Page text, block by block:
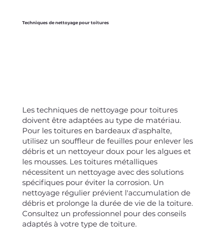
Techniques de nettoyage pour toitures
Les techniques de nettoyage pour toitures
doivent être adaptées au type de matériau.
Pour les toitures en bardeaux d'asphalte,
utilisez un souffleur de feuilles pour enlever les
débris et un nettoyeur doux pour les algues et
les mousses. Les toitures métalliques
nécessitent un nettoyage avec des solutions
spécifiques pour éviter la corrosion. Un
nettoyage régulier prévient l'accumulation de
débris et prolonge la durée de vie de la toiture.
Consultez un professionnel pour des conseils
adaptés à votre type de toiture.